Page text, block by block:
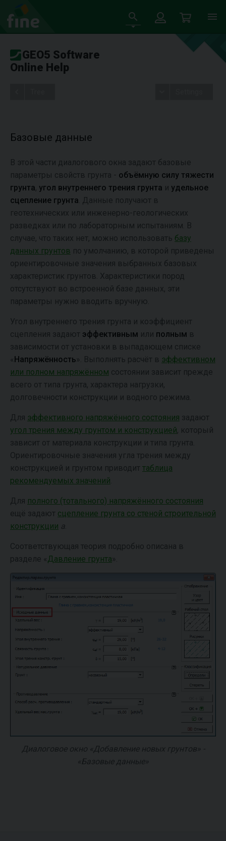
GEO5 Software
Online Help
Базовые данные
В этой части диалогового окна задают базовые
параметры свойств грунта - объёмную силу тяжести
грунта, угол внутреннего трения грунта и удельное
сцепление грунта . Данные получают в
геотехнических или инженерно-геологических
разведках или по лабораторным испытаниям. В
случае, что таких нет, можно использовать базу
данных грунтов по умолчанию, в которой приведены
ориентировочные значения выбранных базовых
характеристик грунтов. Характеристики пород
отсутствуют во встроенной базе данных, эти
параметры нужно вводить вручную.
Угол внутреннего трения грунта и коэффициент
сцепления задают эффективным или полным в
зависимости от установки в выпадающем списке
« Напряжённость ». Выполнять расчёт в эффективном
или полном напряжённом состоянии зависит прежде
всего от типа грунта, характера нагрузки,
долговечности конструкции и водного режима.
Для эффективного напряжённого состояния задают
угол трения между грунтом и конструкцией, который
зависит от материала конструкции и типа грунта.
Ориентировочные значения угла трения между
конструкцией и грунтом приводит таблица
рекомендуемых значений
Для полного (тотального) напряжённого состояния
ещё задают сцепление грунта со стеной строительной
конструкции a
Соответствующая теория подробно описана в
разделе « Давление грунта ».
Диалоговое окно «Добавление новых грунтов» -
«Базовые данные»